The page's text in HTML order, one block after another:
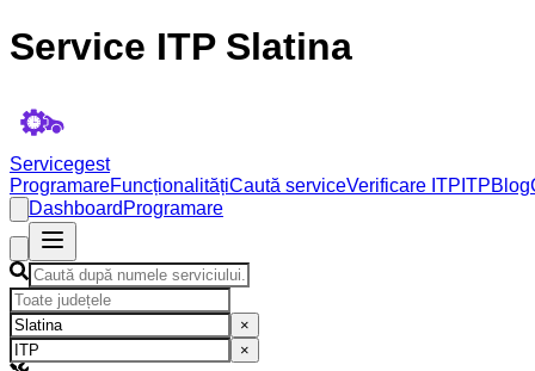
Service ITP Slatina
Servicegest
ProgramareFuncționalitățiCaută serviceVerificare ITP ITPBlog
Dashboard Programare
×
×